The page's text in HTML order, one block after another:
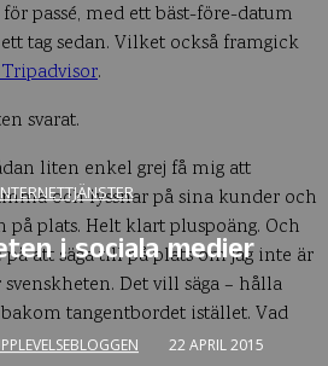
i sociala medier
22 APRIL 2015
passé, med ett bäst-före-datum
tag sedan. Vilket också framgick
.
svarat.
liten enkel grej få mig att
och lyssnar på sina kunder och
på plats. Helt klart pluspoäng. Och
på att säga till på plats om jag inte är
Det vill säga – hålla
tangentbordet istället. Vad